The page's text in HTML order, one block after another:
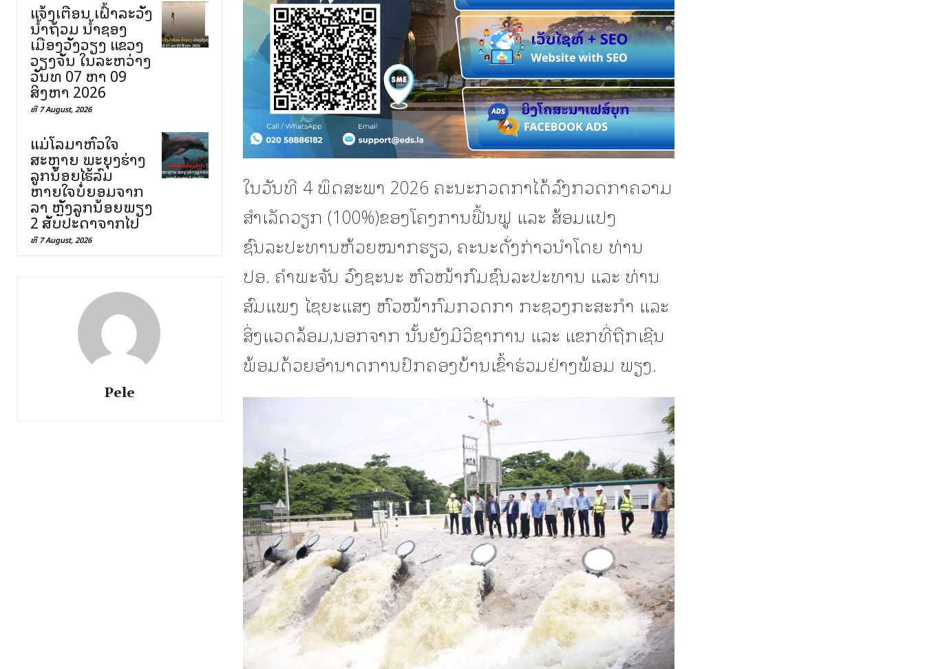
ແຈ້ງເຕືອນ ເຝົ້າລະວັງ
ນ້ຳຖ້ວມ ນ້ຳຊອງ
ເມືອງວັງວຽງ ແຂວງ
ວຽງຈັນ ໃນລະຫວ່າງ
ວັນທີ 07 ຫາ 09
ສິງຫາ 2026
ທີ 7 August, 2026
ແມ່ໂລມາຫົວໃຈ
ສະຫຼາຍ ພະຍຸງຮ່າງ
ລູກນ້ອຍໄຮ້ລົມ
ຫາຍໃຈບໍ່ຍອມຈາກ
ລາ ຫຼັງລູກນ້ອຍພຽງ
2 ສັບປະດາຈາກໄປ
ທີ 7 August, 2026
Pele
ໃນວັນທີ 4 ພຶດສະພາ 2026 ຄະນະກວດກາໄດ້ລົງກວດກາຄວາມ
ສຳເລັດວຽກ (100%)ຂອງໂຄງການຟື້ນຟູ ແລະ ສ້ອມແປງ
ຊົນລະປະທານຫ້ວຍໝາກຮຽວ, ຄະນະດັ່ງກ່າວນຳໂດຍ ທ່ານ
ປອ. ຄຳພະຈັນ ວົງຊະນະ ຫົວໜ້າກົມຊົນລະປະທານ ແລະ ທ່ານ
ສົມແພງ ໄຊຍະແສງ ຫົວໜ້າກົມກວດກາ ກະຊວງກະສະກຳ ແລະ
ສິ່ງແວດລ້ອມ,ນອກຈາກ ນັ້ນຍັງມີວິຊາການ ແລະ ແຂກທີ່ຖືກເຊີນ
ພ້ອມດ້ວຍອຳນາດການປົກຄອງບ້ານເຂົ້າຮ່ວມຢ່າງພ້ອມ ພຽງ.